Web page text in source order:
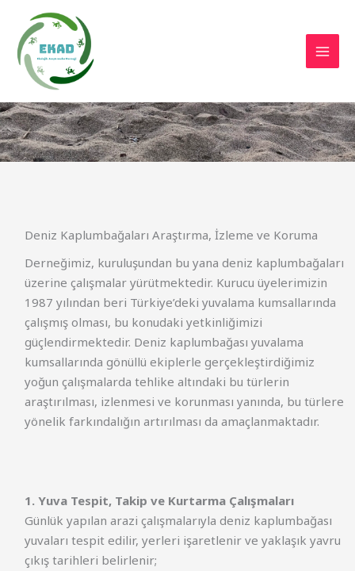
Deniz Kaplumbağaları Araştırma, İzleme ve Koruma
Derneğimiz, kuruluşundan bu yana deniz kaplumbağaları
üzerine çalışmalar yürütmektedir. Kurucu üyelerimizin
1987 yılından beri Türkiye’deki yuvalama kumsallarında
çalışmış olması, bu konudaki yetkinliğimizi
güçlendirmektedir. Deniz kaplumbağası yuvalama
kumsallarında gönüllü ekiplerle gerçekleştirdiğimiz
yoğun çalışmalarda tehlike altındaki bu türlerin
araştırılması, izlenmesi ve korunması yanında, bu türlere
yönelik farkındalığın artırılması da amaçlanmaktadır.
1. Yuva Tespit, Takip ve Kurtarma Çalışmaları
Günlük yapılan arazi çalışmalarıyla deniz kaplumbağası
yuvaları tespit edilir, yerleri işaretlenir ve yaklaşık yavru
çıkış tarihleri belirlenir;